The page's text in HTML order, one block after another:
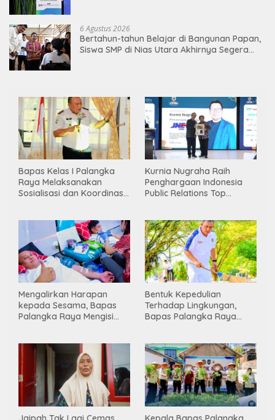
6 Agustus 2026
Bertahun-tahun Belajar di Bangunan Papan,
Siswa SMP di Nias Utara Akhirnya Segera
Bapas Kelas I Palangka
Raya Melaksanakan
Sosialisasi dan Koordinasi
Kurnia Nugraha Raih
Penghargaan Indonesia
Public Relations Top
Mengalirkan Harapan
kepada Sesama, Bapas
Palangka Raya Mengisi
Bentuk Kepedulian
Terhadap Lingkungan,
Bapas Palangka Raya
ke-81